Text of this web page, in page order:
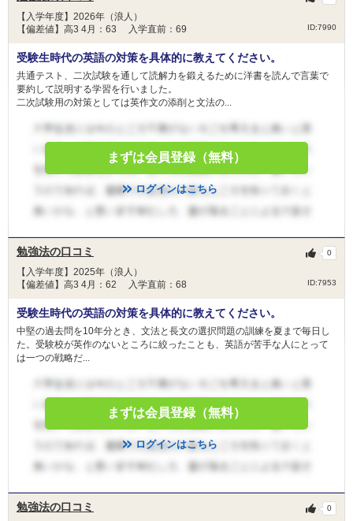
【入学年度】2026年（浪人）
【偏差値】高3 4月：63 入学直前：69
ID:7990
受験生時代の英語の対策を具体的に教えてください。
共通テスト、二次試験を通して読解力を鍛えるために洋書を読んで言葉で
要約して説明する学習を行いました。
二次試験用の対策としては英作文の添削と文法の...
まずは会員登録（無料）
ログインはこちら
勉強法の口コミ
【入学年度】2025年（浪人）
【偏差値】高3 4月：62 入学直前：68
ID:7953
0
受験生時代の英語の対策を具体的に教えてください。
中堅の過去問を10年分とき、文法と長文の選択問題の訓練を夏まで毎日し
た。受験校が英作のないところに絞ったことも、英語が苦手な人にとって
は一つの戦略だ...
まずは会員登録（無料）
ログインはこちら
勉強法の口コミ 0